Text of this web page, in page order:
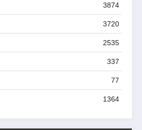
3874
3720
2535
337
77
1364